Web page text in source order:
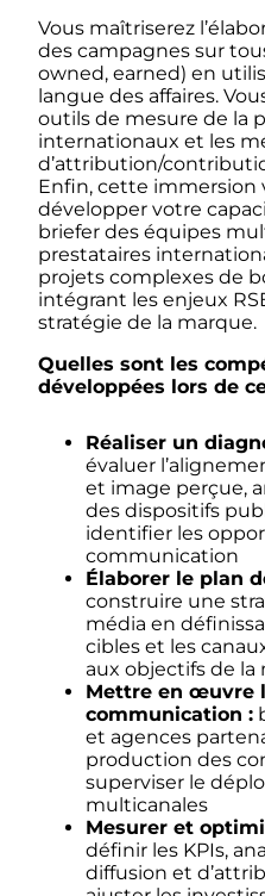
Vous maîtriserez
des campagnes sur
owned, earned) en
langue des affaires.
outils de mesure de la
internationaux et les
d’attribution/
Enfin, cette immersion
développer votre
briefer des équipes
prestataires
projets complexes de
intégrant les enjeux
stratégie de la marque.
Quelles sont les
développées lors de
Réaliser un
évaluer
et image perçue,
des dispositifs
identifier les
communication
Élaborer le plan
construire une
média en
cibles et les
aux objectifs de la
Mettre en œuvre
communication :
et agences
production des
superviser le
multicanales
Mesurer et
définir les KPIs,
diffusion et